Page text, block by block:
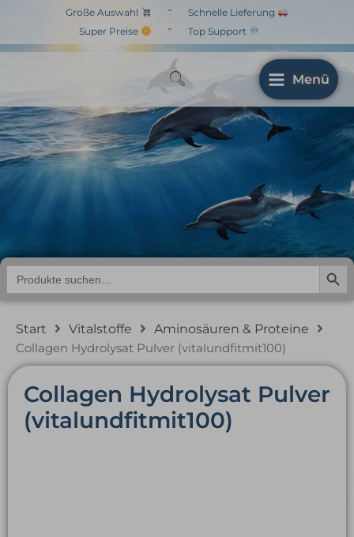
springen
Große Auswahl
Super Preise
-
-
Schnelle Lieferung
Top Support
Menü
Collagen Hydrolysat
Pulver
(vitalundfitmit100)
Search
for:
Search
Start Vitalstoffe Aminosäuren & Proteine
Collagen Hydrolysat Pulver (vitalundfitmit100)
Collagen Hydrolysat Pulver
(vitalundfitmit100)